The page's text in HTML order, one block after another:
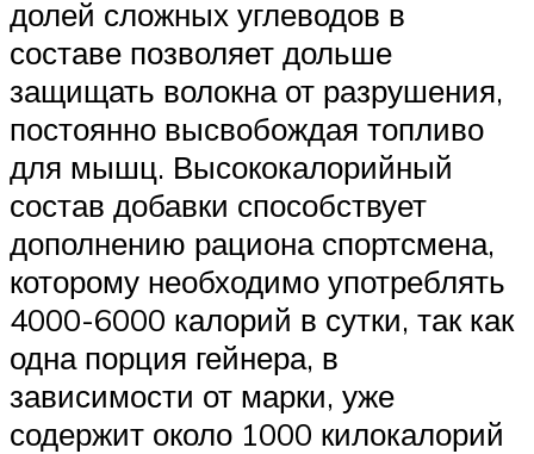
долей сложных углеводов в
составе позволяет дольше
защищать волокна от разрушения,
постоянно высвобождая топливо
для мышц. Высококалорийный
состав добавки способствует
дополнению рациона спортсмена,
которому необходимо употреблять
4000-6000 калорий в сутки, так как
одна порция гейнера, в
зависимости от марки, уже
содержит около 1000 килокалорий